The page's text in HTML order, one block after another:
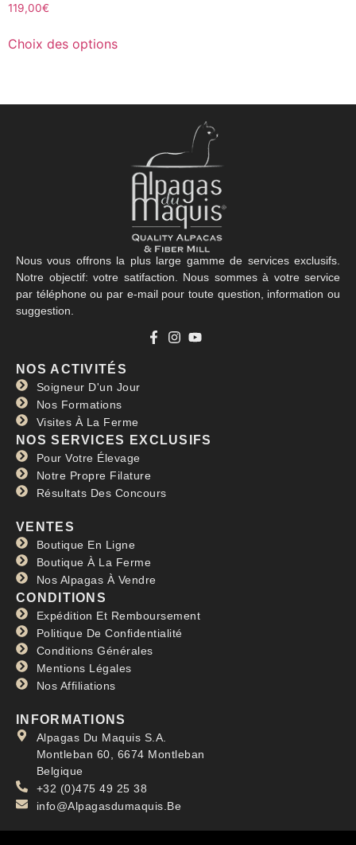
119,00€
Choix des options
Nous vous offrons la plus large gamme de services exclusifs.
Notre objectif: votre satifaction. Nous sommes à votre service
par téléphone ou par e-mail pour toute question, information ou
suggestion.
NOS ACTIVITÉS
Soigneur D'un Jour
Nos Formations
Visites À La Ferme
NOS SERVICES EXCLUSIFS
Pour Votre Élevage
Notre Propre Filature
Résultats Des Concours
VENTES
Boutique En Ligne
Boutique À La Ferme
Nos Alpagas À Vendre
CONDITIONS
Expédition Et Remboursement
Politique De Confidentialité
Conditions Générales
Mentions Légales
Nos Affiliations
INFORMATIONS
Alpagas Du Maquis S.A.
Montleban 60, 6674 Montleban
Belgique
+32 (0)475 49 25 38
info@Alpagasdumaquis.Be